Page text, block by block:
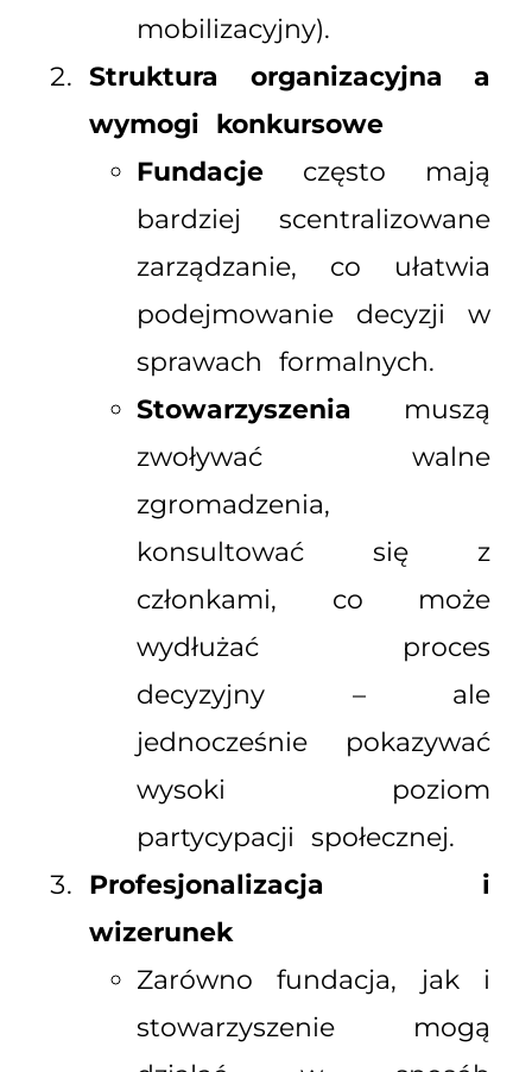
mobilizacyjny).
Struktura organizacyjna a
wymogi konkursowe
Fundacje często mają
bardziej scentralizowane
zarządzanie, co ułatwia
podejmowanie decyzji w
sprawach formalnych.
Stowarzyszenia muszą
zwoływać walne
zgromadzenia,
konsultować się z
członkami, co może
wydłużać proces
decyzyjny – ale
jednocześnie pokazywać
wysoki poziom
partycypacji społecznej.
Profesjonalizacja i
wizerunek
Zarówno fundacja, jak i
stowarzyszenie mogą